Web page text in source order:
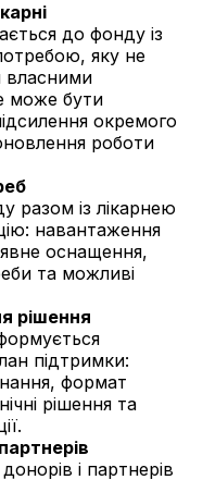
до фонду із
яку не
власними
може бути
окремого
роботи
разом із лікарнею
навантаження
оснащення,
та можливі
рішення
підтримки:
формат
рішення та
і партнерів